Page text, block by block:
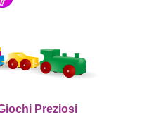
Preziosi